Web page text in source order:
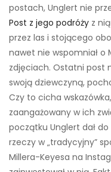
postach, Unglert nie
Post z jego podróży z
przez las i stojącego
nawet nie wspomniał o
zdjęciach. Ostatni post
swoją dziewczyną,
Czy to cicha
zaangażowany w ich
początku Unglert dał
rzeczy w „tradycyjny”
Millera-Keyesa na